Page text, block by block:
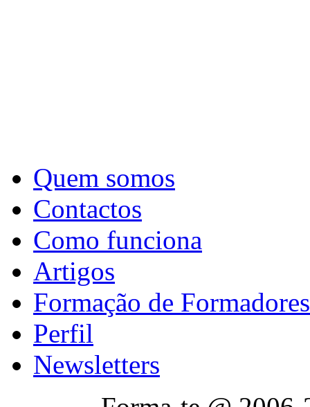
Quem somos
Contactos
Como funciona
Artigos
Formação de Formadores
Perfil
Newsletters